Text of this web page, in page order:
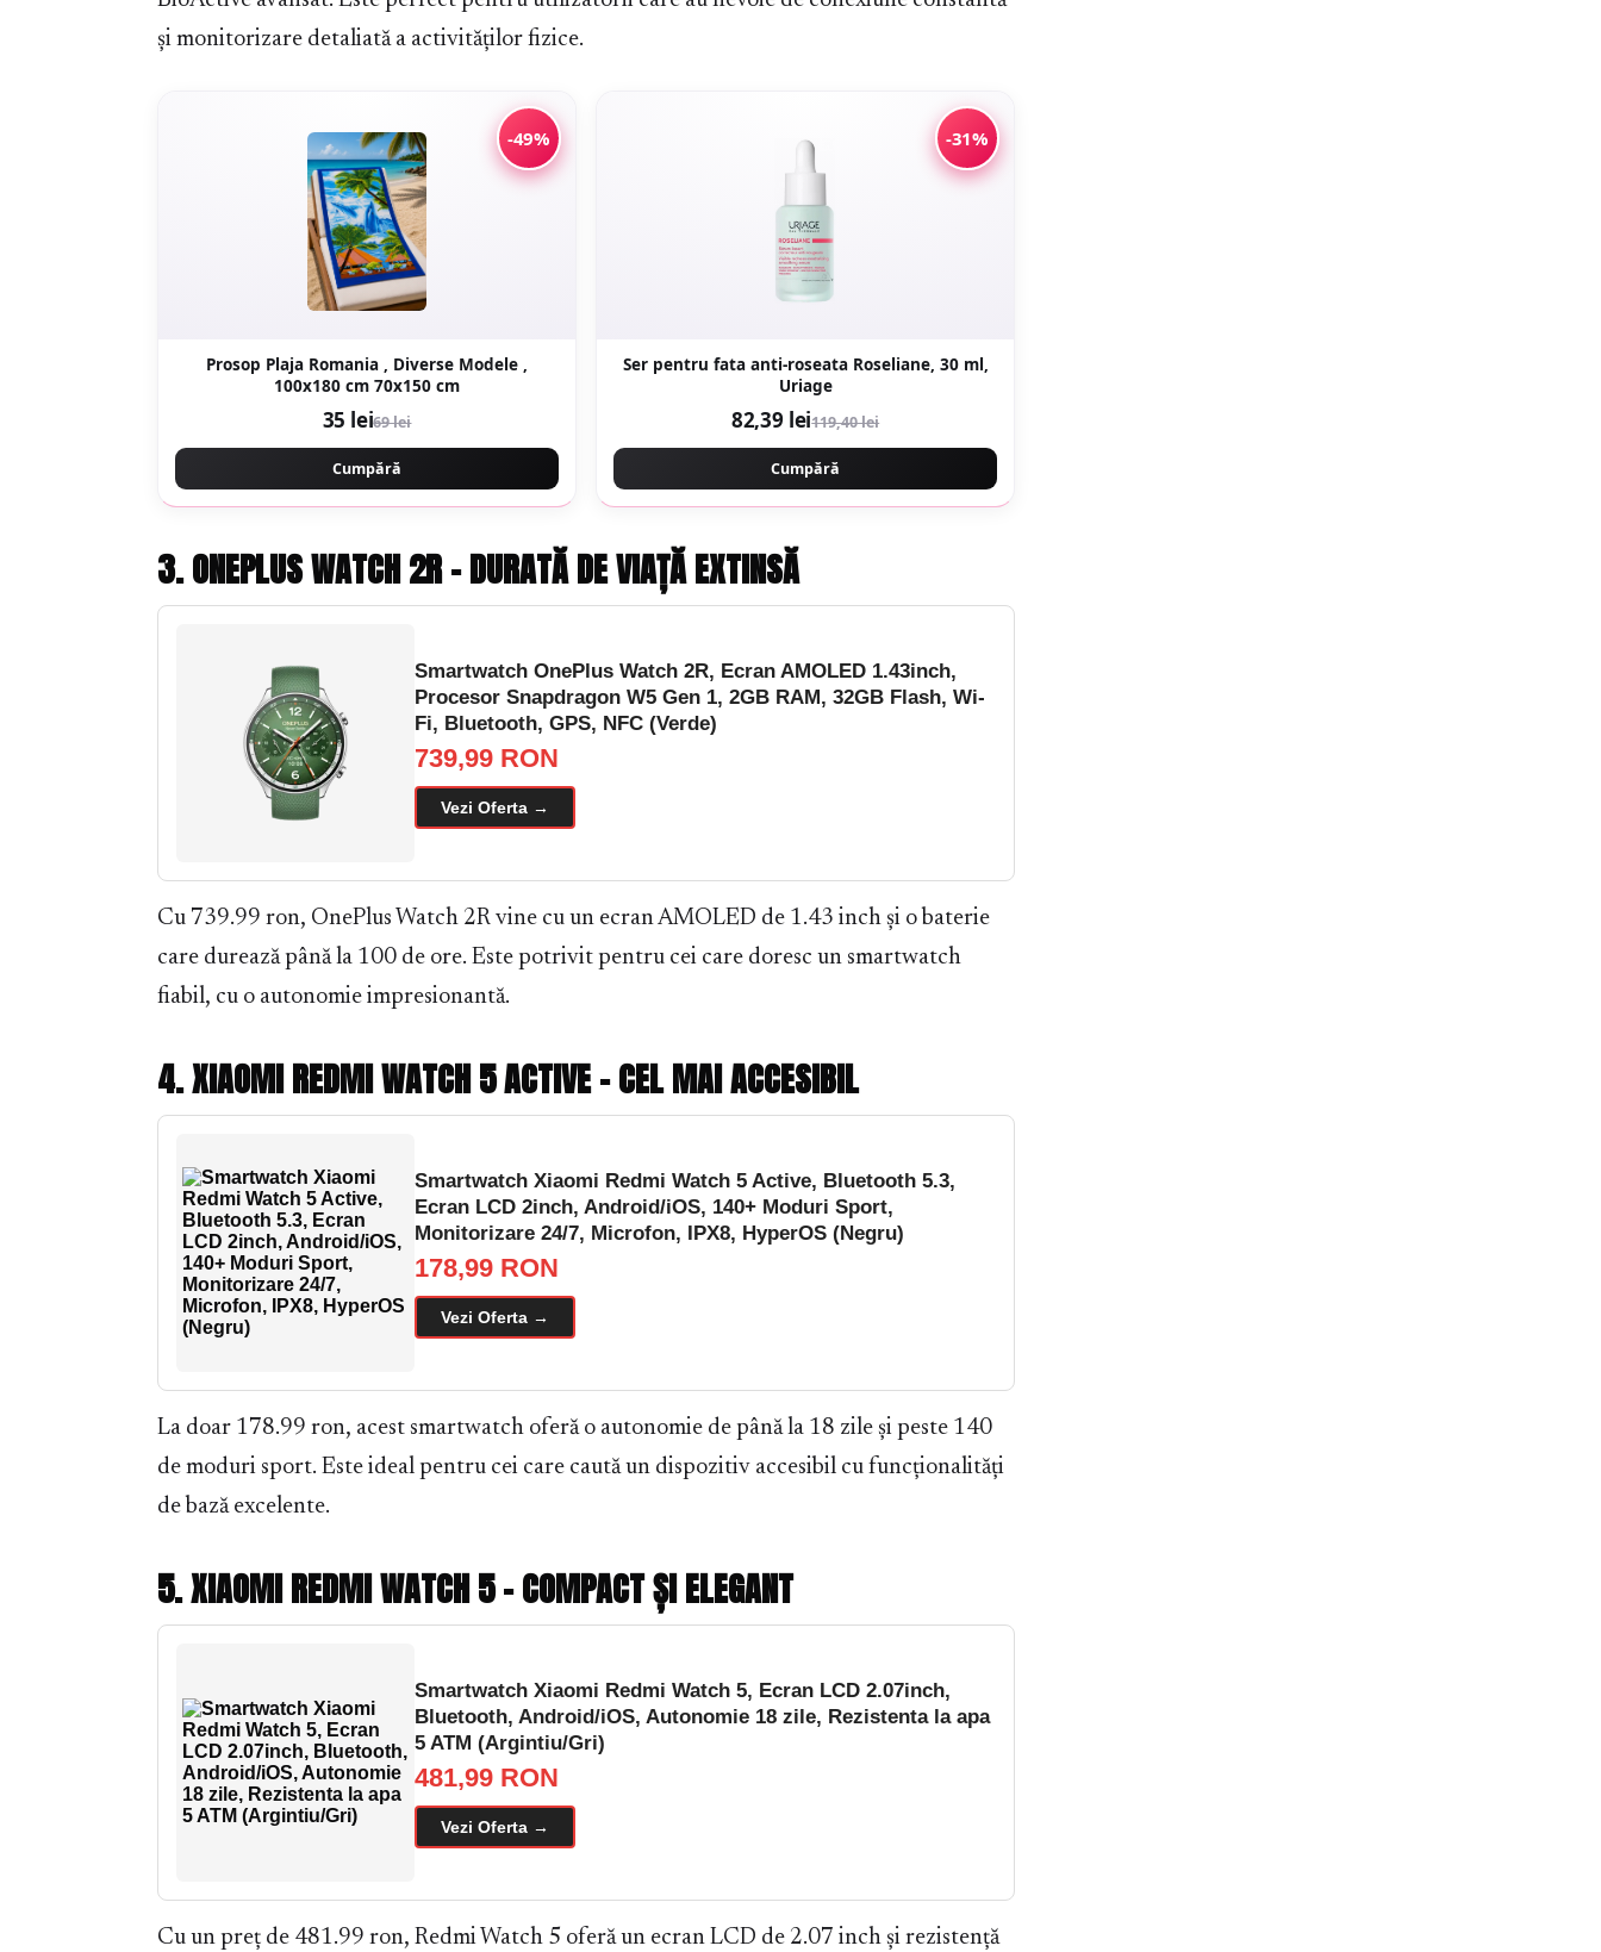
și monitorizare detaliată a activităților fizice.
-49%
Prosop Plaja Romania , Diverse Modele ,
100x180 cm 70x150 cm
35 lei69 lei
Cumpără
-31%
Ser pentru fata anti-roseata Roseliane, 30 ml,
Uriage
82,39 lei119,40 lei
Cumpără
3. ONEPLUS WATCH 2R – DURATĂ DE VIAȚĂ EXTINSĂ
Smartwatch OnePlus Watch 2R, Ecran AMOLED 1.43inch,
Procesor Snapdragon W5 Gen 1, 2GB RAM, 32GB Flash, Wi-
Fi, Bluetooth, GPS, NFC (Verde)
739,99 RON
Vezi Oferta →
Cu 739.99 ron, OnePlus Watch 2R vine cu un ecran AMOLED de 1.43 inch și o baterie
care durează până la 100 de ore. Este potrivit pentru cei care doresc un smartwatch
fiabil, cu o autonomie impresionantă.
4. XIAOMI REDMI WATCH 5 ACTIVE – CEL MAI ACCESIBIL
Smartwatch Xiaomi Redmi Watch 5 Active, Bluetooth 5.3,
Ecran LCD 2inch, Android/iOS, 140+ Moduri Sport,
Monitorizare 24/7, Microfon, IPX8, HyperOS (Negru)
178,99 RON
Vezi Oferta →
La doar 178.99 ron, acest smartwatch oferă o autonomie de până la 18 zile și peste 140
de moduri sport. Este ideal pentru cei care caută un dispozitiv accesibil cu funcționalități
de bază excelente.
5. XIAOMI REDMI WATCH 5 – COMPACT ȘI ELEGANT
Smartwatch Xiaomi Redmi Watch 5, Ecran LCD 2.07inch,
Bluetooth, Android/iOS, Autonomie 18 zile, Rezistenta la apa
5 ATM (Argintiu/Gri)
481,99 RON
Vezi Oferta →
Cu un preț de 481.99 ron, Redmi Watch 5 oferă un ecran LCD de 2.07 inch și rezistență